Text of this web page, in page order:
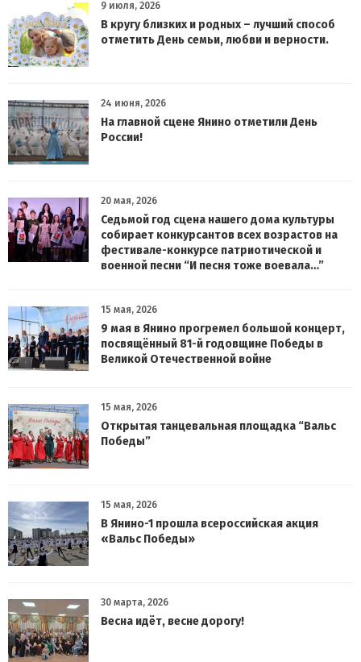
9 июля, 2026
В кругу близких и родных – лучший способ
отметить День семьи, любви и верности.
24 июня, 2026
На главной сцене Янино отметили День
России!
20 мая, 2026
Седьмой год сцена нашего дома культуры
собирает конкурсантов всех возрастов на
фестивале-конкурсе патриотической и
военной песни “И песня тоже воевала…”
15 мая, 2026
9 мая в Янино прогремел большой концерт,
посвящённый 81-й годовщине Победы в
Великой Отечественной войне
15 мая, 2026
Открытая танцевальная площадка “Вальс
Победы”
15 мая, 2026
В Янино-1 прошла всероссийская акция
«Вальс Победы»
30 марта, 2026
Весна идёт, весне дорогу!